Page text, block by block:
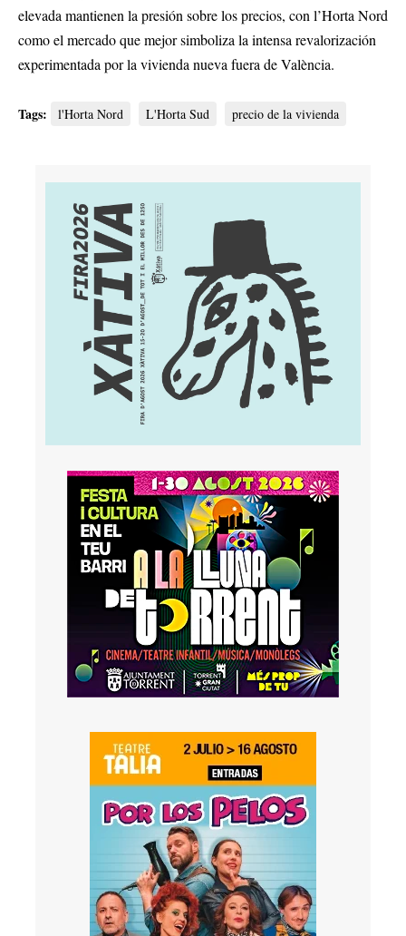
elevada mantienen la presión sobre los precios, con l’Horta Nord
como el mercado que mejor simboliza la intensa revalorización
experimentada por la vivienda nueva fuera de València.
Tags: l'Horta Nord L'Horta Sud precio de la vivienda